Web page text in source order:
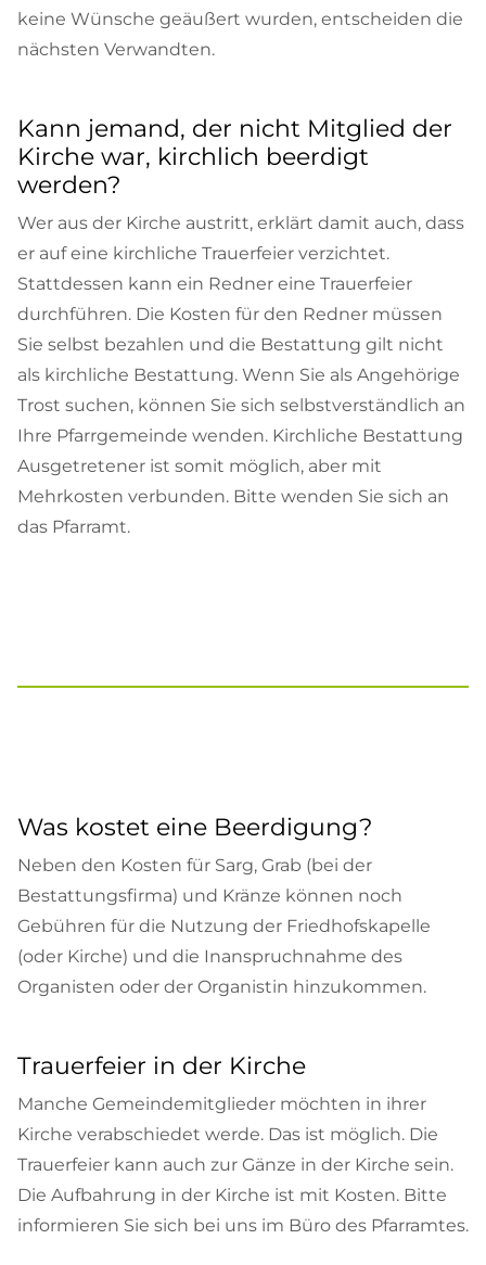
keine Wünsche geäußert wurden, entscheiden die
nächsten Verwandten.
Kann jemand, der nicht Mitglied der
Kirche war, kirchlich beerdigt
werden?
Wer aus der Kirche austritt, erklärt damit auch, dass
er auf eine kirchliche Trauerfeier verzichtet.
Stattdessen kann ein Redner eine Trauerfeier
durchführen. Die Kosten für den Redner müssen
Sie selbst bezahlen und die Bestattung gilt nicht
als kirchliche Bestattung. Wenn Sie als Angehörige
Trost suchen, können Sie sich selbstverständlich an
Ihre Pfarrgemeinde wenden. Kirchliche Bestattung
Ausgetretener ist somit möglich, aber mit
Mehrkosten verbunden. Bitte wenden Sie sich an
das Pfarramt.
Was kostet eine Beerdigung?
Neben den Kosten für Sarg, Grab (bei der
Bestattungsfirma) und Kränze können noch
Gebühren für die Nutzung der Friedhofskapelle
(oder Kirche) und die Inanspruchnahme des
Organisten oder der Organistin hinzukommen.
Trauerfeier in der Kirche
Manche Gemeindemitglieder möchten in ihrer
Kirche verabschiedet werde. Das ist möglich. Die
Trauerfeier kann auch zur Gänze in der Kirche sein.
Die Aufbahrung in der Kirche ist mit Kosten. Bitte
informieren Sie sich bei uns im Büro des Pfarramtes.